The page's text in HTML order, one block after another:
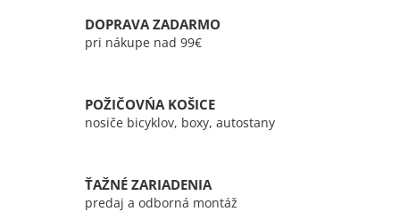
DOPRAVA ZADARMO
pri nákupe nad 99€
POŽIČOVŃA KOŠICE
nosiče bicyklov, boxy, autostany
ŤAŽNÉ ZARIADENIA
predaj a odborná montáž